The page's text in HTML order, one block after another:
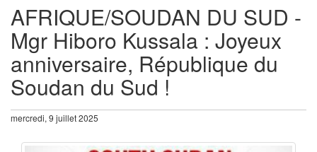
AFRIQUE/SOUDAN DU SUD -
Mgr Hiboro Kussala : Joyeux
anniversaire, République du
Soudan du Sud !
mercredi, 9 juillet 2025